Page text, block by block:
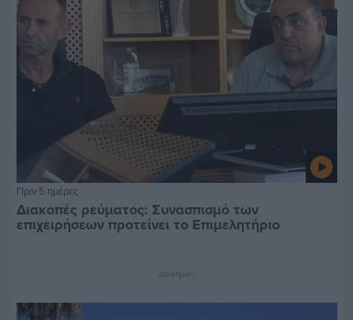
Πριν 5 ημέρες
Διακοπές ρεύματος: Συνασπισμό των
επιχειρήσεων προτείνει το Επιμελητήριο
Διαφήμιση